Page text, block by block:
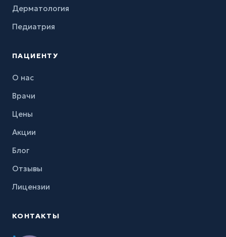
Дерматология
Педиатрия
ПАЦИЕНТУ
О нас
Врачи
Цены
Акции
Блог
Отзывы
Лицензии
КОНТАКТЫ